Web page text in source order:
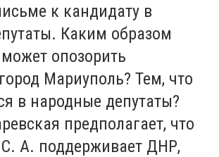
к кандидату в
Каким образом
опозорить
Мариуполь? Тем, что
в народные депутаты?
предполагает, что
А. поддерживает ДНР,